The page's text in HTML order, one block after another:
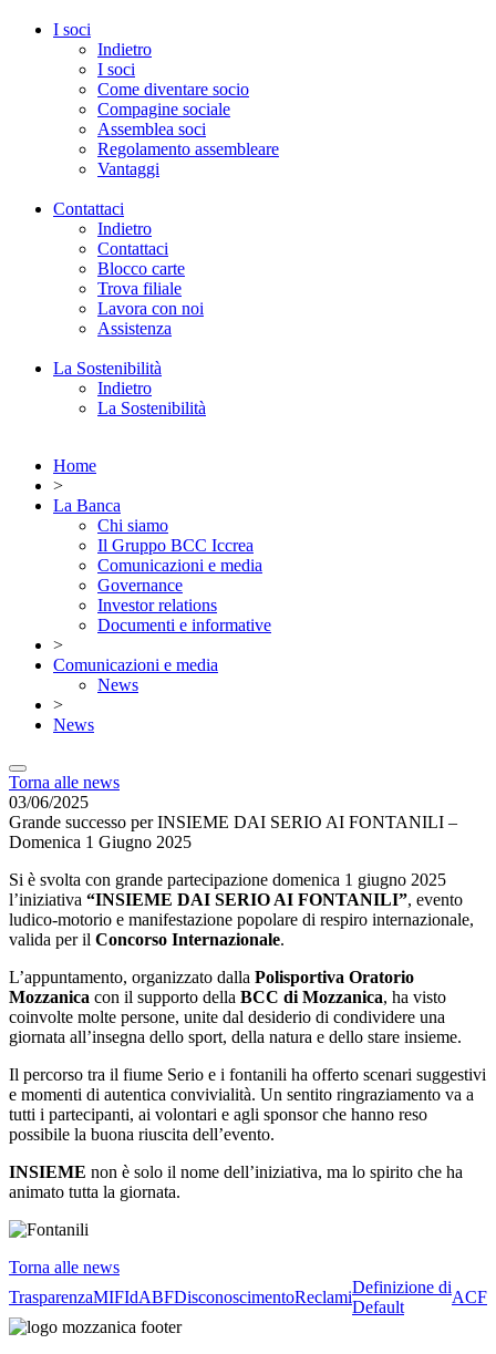
I soci
Indietro
I soci
Come diventare socio
Compagine sociale
Assemblea soci
Regolamento assembleare
Vantaggi
Contattaci
Indietro
Contattaci
Blocco carte
Trova filiale
Lavora con noi
Assistenza
La Sostenibilità
Indietro
La Sostenibilità
Home
>
La Banca
Chi siamo
Il Gruppo BCC Iccrea
Comunicazioni e media
Governance
Investor relations
Documenti e informative
>
Comunicazioni e media
News
>
News
Torna alle news
03/06/2025
Grande successo per INSIEME DAI SERIO AI FONTANILI –
Domenica 1 Giugno 2025
Si è svolta con grande partecipazione domenica 1 giugno 2025
l’iniziativa “INSIEME DAI SERIO AI FONTANILI”, evento
ludico-motorio e manifestazione popolare di respiro internazionale,
valida per il Concorso Internazionale.
L’appuntamento, organizzato dalla Polisportiva Oratorio
Mozzanica con il supporto della BCC di Mozzanica, ha visto
coinvolte molte persone, unite dal desiderio di condividere una
giornata all’insegna dello sport, della natura e dello stare insieme.
Il percorso tra il fiume Serio e i fontanili ha offerto scenari suggestivi
e momenti di autentica convivialità. Un sentito ringraziamento va a
tutti i partecipanti, ai volontari e agli sponsor che hanno reso
possibile la buona riuscita dell’evento.
INSIEME non è solo il nome dell’iniziativa, ma lo spirito che ha
animato tutta la giornata.
Torna alle news
TrasparenzaMIFIdABFDisconoscimentoReclami
Definizione di
Default
ACF